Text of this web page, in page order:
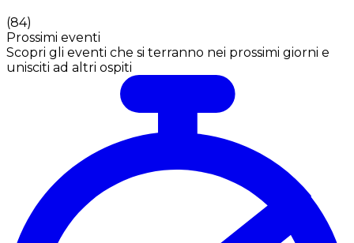
(84)
Prossimi eventi
Scopri gli eventi che si terranno nei prossimi giorni e
unisciti ad altri ospiti